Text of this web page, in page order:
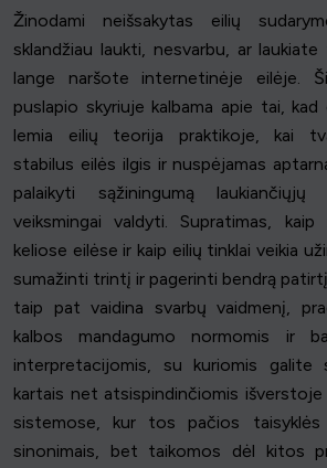
Žinodami neišsakytas eilių
sklandžiau laukti, nesvarbu, ar laukiate
lange naršote internetinėje eilėje.
puslapio skyriuje kalbama apie tai, kad
lemia eilių teorija praktikoje, kai
stabilus eilės ilgis ir nuspėjamas
palaikyti sąžiningumą
veiksmingai valdyti. Supratimas, kaip
keliose eilėse ir kaip eilių tinklai veikia
sumažinti trintį ir pagerinti bendrą
taip pat vaidina svarbų vaidmenį,
kalbos mandagumo normomis ir
interpretacijomis, su kuriomis galite
kartais net atsispindinčiomis išverstoje
sistemose, kur tos pačios
sinonimais, bet taikomos dėl kitos